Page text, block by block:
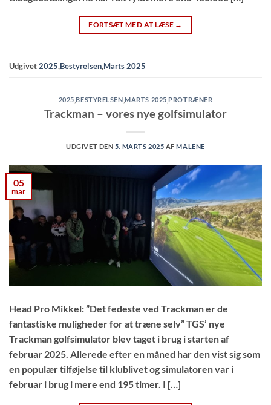
FORTSÆT MED AT LÆSE →
Udgivet2025,Bestyrelsen,Marts 2025
2025 ,BESTYRELSEN ,MARTS 2025 PROTRÆNER
Trackman – vores nye golfsimulator
UDGIVET DEN 5. MARTS 2025 AFMALENE
05
mar
Head Pro Mikkel: ”Det fedeste ved Trackman er de
fantastiske muligheder for at træne selv” TGS’ nye
Trackman golfsimulator blev taget i brug i starten af
februar 2025. Allerede efter en måned har den vist sig som
en populær tilføjelse til klublivet og simulatoren var i
februar i brug i mere end 195 timer. I […]